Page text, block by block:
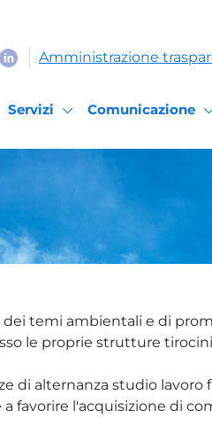
Amministrazione
Servizi Comunicazione
dei temi ambientali e di
le proprie strutture
di alternanza studio
favorire l'acquisizione di